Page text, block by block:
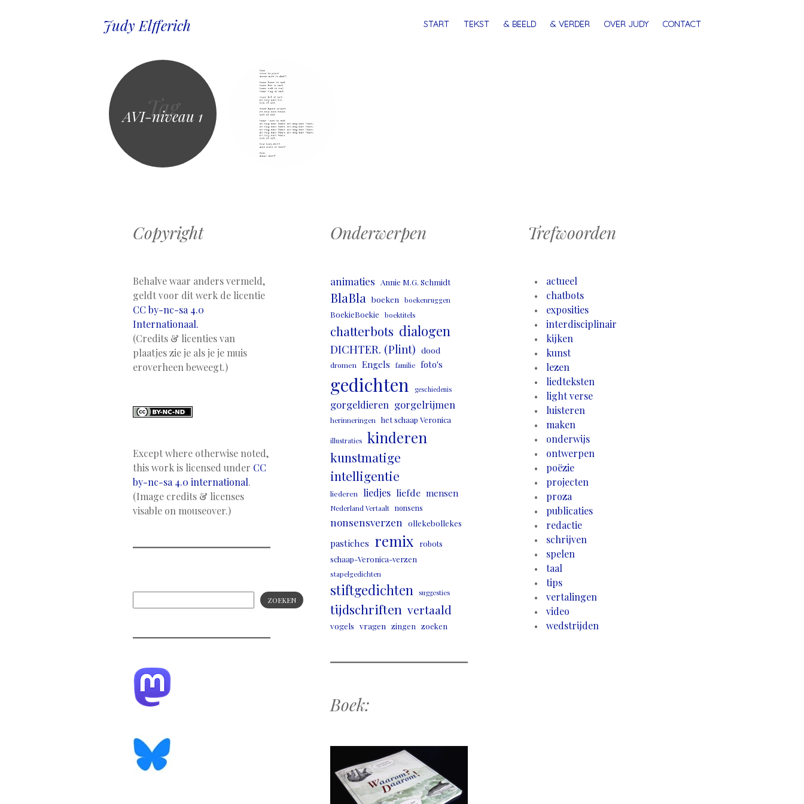
Judy Elfferich MENU
SPRINGSTART TEKST & BEELD & VERDER OVER JUDY CONTACT
Tag
AVI-niveau 1
Copyright
Behalve waar anders vermeld,
geldt voor dit werk de licentie
CC by-nc-sa 4.0
Internationaal.
(Credits & licenties van
plaatjes zie je als je je muis
eroverheen beweegt.)
Except where otherwise noted,
this work is licensed under CC
by-nc-sa 4.0 international.
(Image credits & licenses
visable on mouseover.)
ZOEKEN
Onderwerpen
animaties Annie M.G. Schmidt
BlaBla boeken boekenruggen
BoekieBoekie boektitels
chatterbots dialogen
DICHTER. (Plint) dood
dromen Engels familie foto's
gedichten geschiedenis
gorgeldieren gorgelrijmen
herinneringen het schaap Veronica
illustraties kinderen
kunstmatige
intelligentie
liederen liedjes liefde mensen
Nederland Vertaalt nonsens
nonsensverzen ollekebollekes
pastiches remix
robots
schaap-Veronica-verzen
stapelgedichten
stiftgedichten suggesties
tijdschriften vertaald
vogels vragen zingen zoeken
Boek:
Trefwoorden
actueel
chatbots
exposities
interdisciplinair
kijken
kunst
lezen
liedteksten
light verse
luisteren
maken
onderwijs
ontwerpen
poëzie
projecten
proza
publicaties
redactie
schrijven
spelen
taal
tips
vertalingen
video
wedstrijden